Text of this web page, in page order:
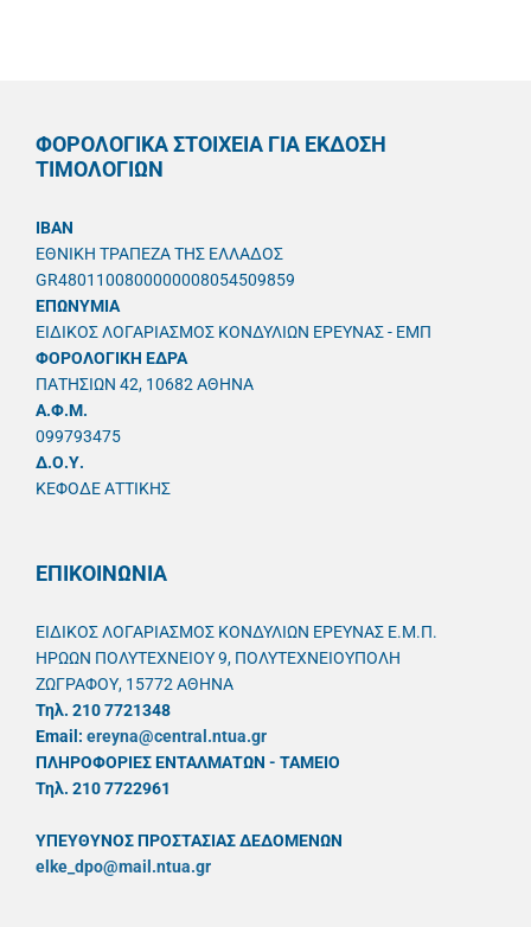
ΦΟΡΟΛΟΓΙΚΑ ΣΤΟΙΧΕΙΑ ΓΙΑ ΕΚΔΟΣΗ
ΤΙΜΟΛΟΓΙΩΝ
IBAN
ΕΘΝΙΚΗ ΤΡΑΠΕΖΑ ΤΗΣ ΕΛΛΑΔΟΣ
GR4801100800000008054509859
ΕΠΩΝΥΜΙΑ
ΕΙΔΙΚΟΣ ΛΟΓΑΡΙΑΣΜΟΣ ΚΟΝΔΥΛΙΩΝ ΕΡΕΥΝΑΣ - ΕΜΠ
ΦΟΡΟΛΟΓΙΚΗ ΕΔΡΑ
ΠΑΤΗΣΙΩΝ 42, 10682 ΑΘΗΝΑ
A.Φ.Μ.
099793475
Δ.Ο.Υ.
ΚΕΦΟΔΕ ΑΤΤΙΚΗΣ
ΕΠΙΚΟΙΝΩΝΙΑ
ΕΙΔΙΚΟΣ ΛΟΓΑΡΙΑΣΜΟΣ ΚΟΝΔΥΛΙΩΝ ΕΡΕΥΝΑΣ Ε.Μ.Π.
ΗΡΩΩΝ ΠΟΛΥΤΕΧΝΕΙΟΥ 9, ΠΟΛΥΤΕΧΝΕΙΟΥΠΟΛΗ
ΖΩΓΡΑΦΟΥ, 15772 ΑΘΗΝΑ
Τηλ. 210 7721348
Email: ereyna@central.ntua.gr
ΠΛΗΡΟΦΟΡΙΕΣ ΕΝΤΑΛΜΑΤΩΝ - ΤΑΜΕΙΟ
Τηλ. 210 7722961
ΥΠΕΥΘYΝΟΣ ΠΡΟΣΤΑΣΙΑΣ ΔΕΔΟΜΕΝΩΝ
elke_dpo@mail.ntua.gr